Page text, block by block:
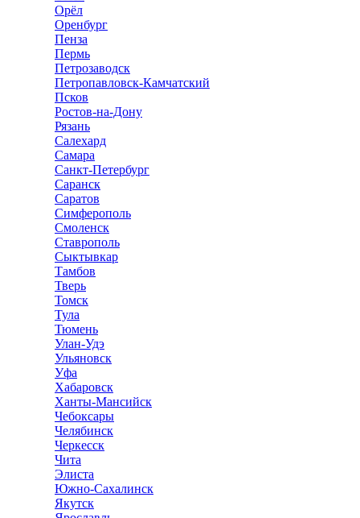
Орёл
Оренбург
Пенза
Пермь
Петрозаводск
Петропавловск-Камчатский
Псков
Ростов-на-Дону
Рязань
Салехард
Самара
Санкт-Петербург
Саранск
Саратов
Симферополь
Смоленск
Ставрополь
Сыктывкар
Тамбов
Тверь
Томск
Тула
Тюмень
Улан-Удэ
Ульяновск
Уфа
Хабаровск
Ханты-Мансийск
Чебоксары
Челябинск
Черкесск
Чита
Элиста
Южно-Сахалинск
Якутск